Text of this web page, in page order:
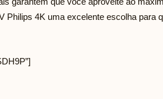
Philips 4K uma excelente escolha para